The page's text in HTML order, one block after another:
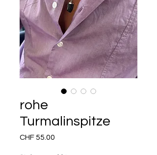
rohe
Turmalinspitze
CHF 55.00